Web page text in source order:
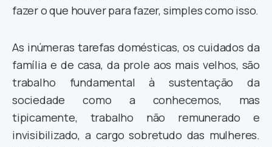
fazer o que houver para fazer, simples como isso.
As inúmeras tarefas domésticas, os cuidados da
família e de casa, da prole aos mais velhos, são
trabalho fundamental à sustentação da
sociedade como a conhecemos, mas
tipicamente, trabalho não remunerado e
invisibilizado, a cargo sobretudo das mulheres.